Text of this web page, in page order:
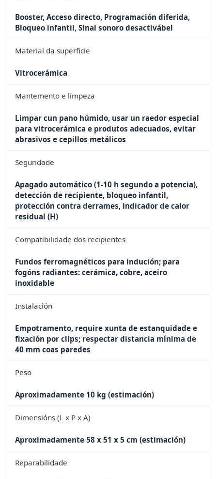
Booster, Acceso directo, Programación diferida,
Bloqueo infantil, Sinal sonoro desactivábel
Material da superficie
Vitrocerámica
Mantemento e limpeza
Limpar cun pano húmido, usar un raedor especial
para vitrocerámica e produtos adecuados, evitar
abrasivos e cepillos metálicos
Seguridade
Apagado automático (1-10 h segundo a potencia),
detección de recipiente, bloqueo infantil,
protección contra derrames, indicador de calor
residual (H)
Compatibilidade dos recipientes
Fundos ferromagnéticos para indución; para
fogóns radiantes: cerámica, cobre, aceiro
inoxidable
Instalación
Empotramento, require xunta de estanquidade e
fixación por clips; respectar distancia mínima de
40 mm coas paredes
Peso
Aproximadamente 10 kg (estimación)
Dimensións (L x P x A)
Aproximadamente 58 x 51 x 5 cm (estimación)
Reparabilidade